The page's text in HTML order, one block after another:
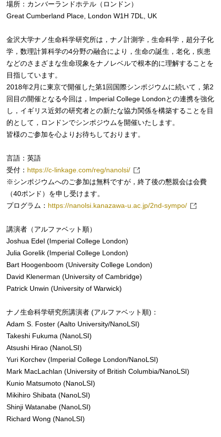
場所：カンバーランドホテル（ロンドン）
Great Cumberland Place, London W1H 7DL, UK
金沢大学ナノ生命科学研究所は，ナノ計測学，生命科学，超分子化
学，数理計算科学の4分野の融合により，生命の誕生，老化，疾患
などのさまざまな生命現象をナノレベルで根本的に理解することを
目指しています。
2018年2月に東京で開催した第1回国際シンポジウムに続いて，第2
回目の開催となる今回は，Imperial College Londonとの連携を強化
し，イギリス近郊の研究者との新たな協力関係を構築することを目
的として，ロンドンでシンポジウムを開催いたします。
皆様のご参加を心よりお待ちしております。
言語：英語
受付： https://c-linkage.com/reg/nanolsi/
※シンポジウムへのご参加は無料ですが，終了後の懇親会は会費
（40ポンド）を申し受けます。
プログラム： https://nanolsi.kanazawa-u.ac.jp/2nd-sympo/
講演者（アルファベット順）
Joshua Edel (Imperial College London)
Julia Gorelik (Imperial College London)
Bart Hoogenboom (University College London)
David Klenerman (University of Cambridge)
Patrick Unwin (University of Warwick)
ナノ生命科学研究所講演者 (アルファベット順)：
Adam S. Foster (Aalto University/NanoLSI)
Takeshi Fukuma (NanoLSI)
Atsushi Hirao (NanoLSI)
Yuri Korchev (Imperial College London/NanoLSI)
Mark MacLachlan (University of British Columbia/NanoLSI)
Kunio Matsumoto (NanoLSI)
Mikihiro Shibata (NanoLSI)
Shinji Watanabe (NanoLSI)
Richard Wong (NanoLSI)